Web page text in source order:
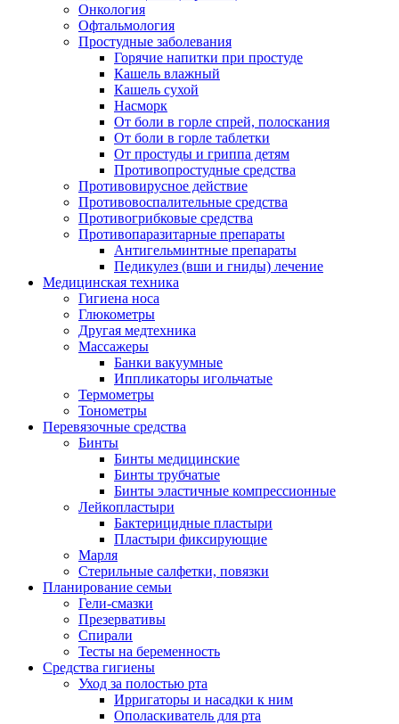
Онкология
Офтальмология
Простудные заболевания
Горячие напитки при простуде
Кашель влажный
Кашель сухой
Насморк
От боли в горле спрей, полоскания
От боли в горле таблетки
От простуды и гриппа детям
Противопростудные средства
Противовирусное действие
Противовоспалительные средства
Противогрибковые средства
Противопаразитарные препараты
Антигельминтные препараты
Педикулез (вши и гниды) лечение
Медицинская техника
Гигиена носа
Глюкометры
Другая медтехника
Массажеры
Банки вакуумные
Иппликаторы игольчатые
Термометры
Тонометры
Перевязочные средства
Бинты
Бинты медицинские
Бинты трубчатые
Бинты эластичные компрессионные
Лейкопластыри
Бактерицидные пластыри
Пластыри фиксирующие
Марля
Стерильные салфетки, повязки
Планирование семьи
Гели-смазки
Презервативы
Спирали
Тесты на беременность
Средства гигиены
Уход за полостью рта
Ирригаторы и насадки к ним
Ополаскиватель для рта